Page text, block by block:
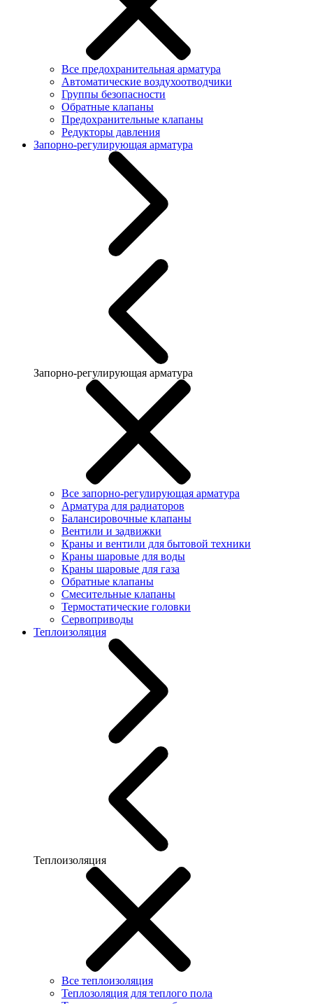
Все предохранительная арматура
Автоматические воздухоотводчики
Группы безопасности
Обратные клапаны
Предохранительные клапаны
Редукторы давления
Запорно-регулирующая арматура
Запорно-регулирующая арматура
Все запорно-регулирующая арматура
Арматура для радиаторов
Балансировочные клапаны
Вентили и задвижки
Краны и вентили для бытовой техники
Краны шаровые для воды
Краны шаровые для газа
Обратные клапаны
Смесительные клапаны
Термостатические головки
Сервоприводы
Теплоизоляция
Теплоизоляция
Все теплоизоляция
Теплозоляция для теплого пола